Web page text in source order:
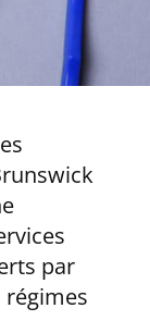
par
régimes